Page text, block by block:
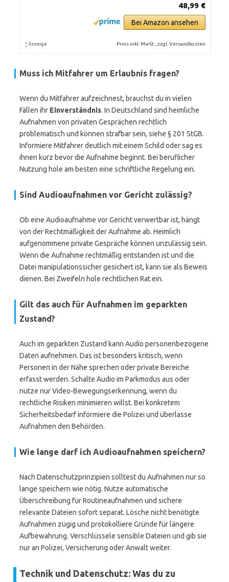
48,99 €
Bei Amazon ansehen
* Anzeige Preis inkl. MwSt., zzgl. Versandkosten
Muss ich Mitfahrer um Erlaubnis fragen?
Wenn du Mitfahrer aufzeichnest, brauchst du in vielen
Fällen ihr Einverständnis. In Deutschland sind heimliche
Aufnahmen von privaten Gesprächen rechtlich
problematisch und können strafbar sein, siehe § 201 StGB.
Informiere Mitfahrer deutlich mit einem Schild oder sag es
ihnen kurz bevor die Aufnahme beginnt. Bei beruflicher
Nutzung hole am besten eine schriftliche Regelung ein.
Sind Audioaufnahmen vor Gericht zulässig?
Ob eine Audioaufnahme vor Gericht verwertbar ist, hängt
von der Rechtmäßigkeit der Aufnahme ab. Heimlich
aufgenommene private Gespräche können unzulässig sein.
Wenn die Aufnahme rechtmäßig entstanden ist und die
Datei manipulationssicher gesichert ist, kann sie als Beweis
dienen. Bei Zweifeln hole rechtlichen Rat ein.
Gilt das auch für Aufnahmen im geparkten
Zustand?
Auch im geparkten Zustand kann Audio personenbezogene
Daten aufnehmen. Das ist besonders kritisch, wenn
Personen in der Nähe sprechen oder private Bereiche
erfasst werden. Schalte Audio im Parkmodus aus oder
nutze nur Video-Bewegungserkennung, wenn du
rechtliche Risiken minimieren willst. Bei konkretem
Sicherheitsbedarf informiere die Polizei und überlasse
Aufnahmen den Behörden.
Wie lange darf ich Audioaufnahmen speichern?
Nach Datenschutzprinzipien solltest du Aufnahmen nur so
lange speichern wie nötig. Nutze automatische
Überschreibung für Routineaufnahmen und sichere
relevante Dateien sofort separat. Lösche nicht benötigte
Aufnahmen zügig und protokolliere Gründe für längere
Aufbewahrung. Verschlüssele sensible Dateien und gib sie
nur an Polizei, Versicherung oder Anwalt weiter.
Technik und Datenschutz: Was du zu